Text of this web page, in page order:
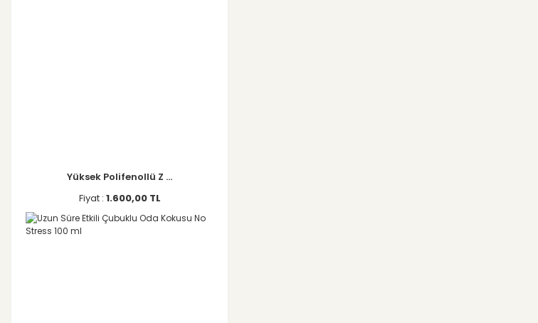
Yüksek Polifenollü Z ...
Fiyat : 1.600,00 TL